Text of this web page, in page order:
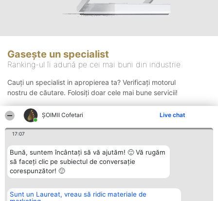
ȘOIMII Cofetari Live chat
17:07
Bună, suntem încântați să vă ajutăm! 🙂 Vă rugăm
să faceți clic pe subiectul de conversație
corespunzător! 🙂
Sunt un Laureat, vreau să ridic materiale de
Gasește un specialist
Ranking-ul îi adună pe cei mai buni din industrie
Cauți un specialist in apropierea ta? Verificați motorul
nostru de căutare. Folosiți doar cele mai bune servicii!
Organizator Ranking Plebiscyt Contact